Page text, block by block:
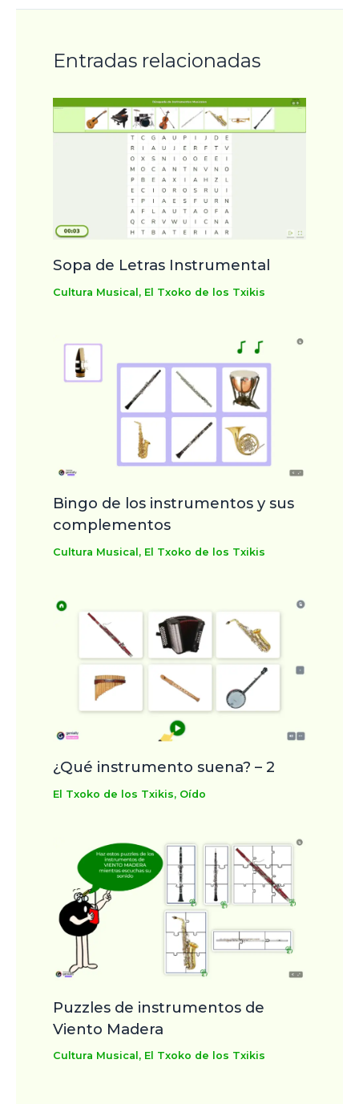
Entradas relacionadas
Sopa de Letras Instrumental
Cultura Musical , El Txoko de los Txikis
Bingo de los instrumentos y sus
complementos
Cultura Musical , El Txoko de los Txikis
¿Qué instrumento suena? – 2
El Txoko de los Txikis, Oído
Puzzles de instrumentos de
Viento Madera
Cultura Musical , El Txoko de los Txikis